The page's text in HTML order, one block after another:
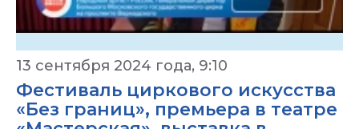
13 сентября 2024 года, 9:10
Фестиваль циркового искусства
«Без границ», премьера в театре